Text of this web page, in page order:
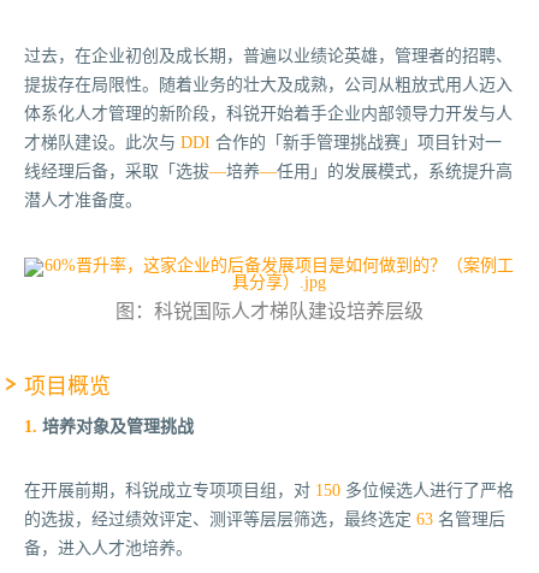
过去，在企业初创及成长期，普遍以业绩论英雄，管理者的招聘、
提拔存在局限性。随着业务的壮大及成熟，公司从粗放式用人迈入
体系化人才管理的新阶段，科锐开始着手企业内部领导力开发与人
才梯队建设。此次与 DDI 合作的「 新手管理挑战赛」 项目针对一
线经理后备，采取「 选拔—培养—任用」 的发展模式，系统提升高
潜人才准备度。
图：科锐国际人才梯队建设培养层级
项目概览
1. 培养对象及管理挑战
在开展前期，科锐成立专项项目组，对 150 多位候选人进行了严格
的选拔，经过绩效评定、测评等层层筛选，最终选定 63 名管理后
备，进入人才池培养。